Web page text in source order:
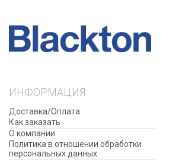
ИНФОРМАЦИЯ
Доставка/Оплата
Как заказать
О компании
Политика в отношении обработки
персональных данных